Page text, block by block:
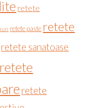
retete
retete paste retete
retete sanatoase
retete
retete